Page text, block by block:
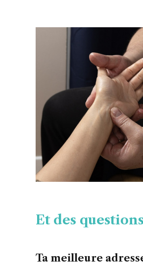
Et des
Ta meilleure